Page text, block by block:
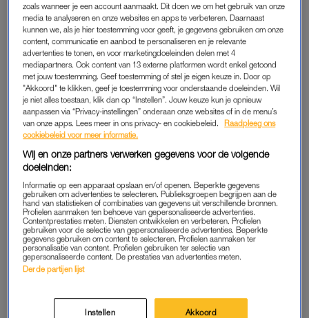
‘EEN HUIS VOL’-FAMILIE BLOM
Gerdine bezoekt samen metJudahet ziekenhuis. De jongen
‘stonk al drie weken uit zijn neus’. Daar moest dus iets aan
gedaan worden. “Er zit waarschijnlijk een kraal of rozijn in z’n
neus”, aldus Gerdine. “Er zit iets en het is een beetje viezig,
dus we hebben nu een verwijzing naar de KNO-arts.” Zij en
Juda zijn in de vlog te zien in het ziekenhuis.
Daar wordt de arme jongen verlost uit zijn lijden. De oorzaak?
“Hij had een gaasje in zijn neus. Echt heel vies. Te vies om op
de camera te zetten. Maar nu snappen we waarom hij al zes
weken last had van zijn neus. Het was dan ook ontstoken”,
deelt Gerdine met een huilende Juda op schoot.
Tekst gaat verder onder de video.
YouTube item te kunnen bekijken.
zoals wanneer je een account aanmaakt. Dit doen we om het gebruik van onze
media te analyseren en onze websites en apps te verbeteren. Daarnaast
kunnen we, als je hier toestemming voor geeft, je gegevens gebruiken om onze
content, communicatie en aanbod te personaliseren en je relevante
advertenties te tonen, en voor marketingdoeleinden delen met 4
mediapartners. Ook content van 13 externe platformen wordt enkel getoond
met jouw toestemming. Geef toestemming of stel je eigen keuze in. Door op
"Akkoord" te klikken, geef je toestemming voor onderstaande doeleinden. Wil
je niet alles toestaan, klik dan op “Instellen”. Jouw keuze kun je opnieuw
aanpassen via “Privacy-instellingen” onderaan onze websites of in de menu’s
van onze apps. Lees meer in ons privacy- en cookiebeleid.
Raadpleeg ons
cookiebeleid voor meer informatie.
Wij en onze partners verwerken gegevens voor de volgende
doeleinden:
Informatie op een apparaat opslaan en/of openen. Beperkte gegevens
gebruiken om advertenties te selecteren. Publieksgroepen begrijpen aan de
hand van statistieken of combinaties van gegevens uit verschillende bronnen.
Profielen aanmaken ten behoeve van gepersonaliseerde advertenties.
Contentprestaties meten. Diensten ontwikkelen en verbeteren. Profielen
gebruiken voor de selectie van gepersonaliseerde advertenties. Beperkte
gegevens gebruiken om content te selecteren. Profielen aanmaken ter
personalisatie van content. Profielen gebruiken ter selectie van
gepersonaliseerde content. De prestaties van advertenties meten.
Derde partijen lijst
Instellen Akkoord